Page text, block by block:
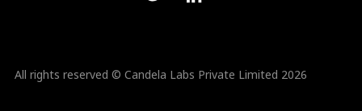
All rights reserved © Candela Labs Private Limited 2026